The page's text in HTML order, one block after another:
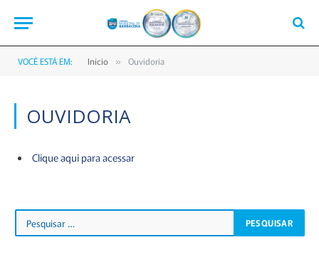
VOCÊ ESTÁ EM: Início » Ouvidoria
OUVIDORIA
Clique aqui para acessar